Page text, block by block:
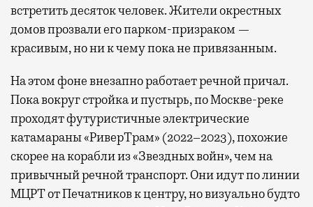
встретить десяток человек. Жители окрестных
домов прозвали его парком-призраком —
красивым, но ни к чему пока не привязанным.
На этом фоне внезапно работает речной причал.
Пока вокруг стройка и пустырь, по Москве-реке
проходят футуристичные электрические
катамараны «РиверТрам» (2022–2023), похожие
скорее на корабли из «Звездных войн», чем на
привычный речной транспорт. Они идут по линии
МЦРТ от Печатников к центру, но визуально будто